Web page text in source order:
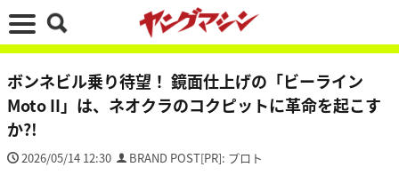
ボンネビル乗り待望！ 鏡面仕上げの「ビーライン
Moto II」は、ネオクラのコクピットに革命を起こす
か?!
2026/05/14 12:30 BRAND POST[PR]: プロト